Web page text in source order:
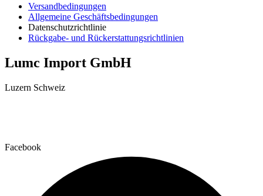
Versandbedingungen
Allgemeine Geschäftsbedingungen
Datenschutzrichtlinie
Rückgabe- und Rückerstattungsrichtlinien
Lumc Import GmbH
Luzern Schweiz
Facebook